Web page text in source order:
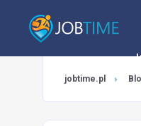
jobtime.pl